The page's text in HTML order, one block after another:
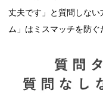
丈夫です」と質問しな
ム」はミスマッチを防ぐ